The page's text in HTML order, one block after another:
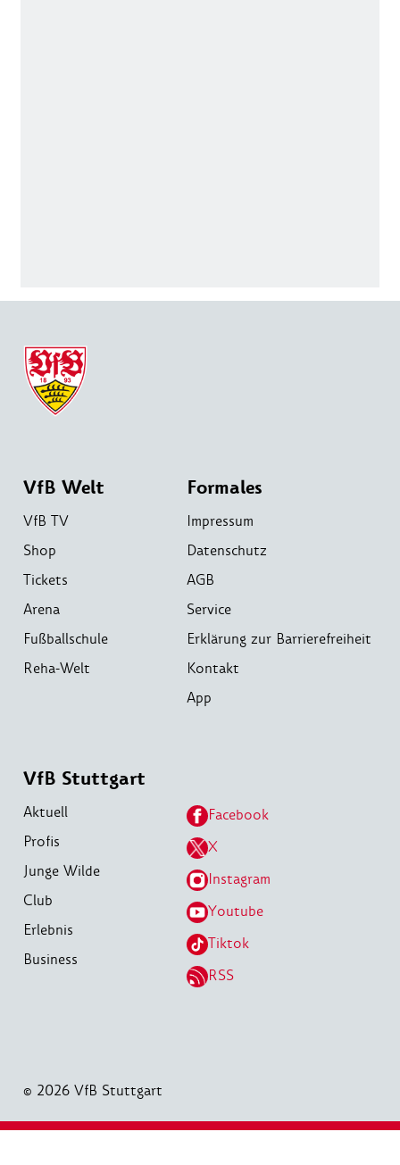
VfB Welt
VfB TV
Shop
Tickets
Arena
Fußballschule
Reha-Welt
Formales
Impressum
Datenschutz
AGB
Service
Erklärung zur Barrierefreiheit
Kontakt
App
VfB Stuttgart
Aktuell
Profis
Junge Wilde
Club
Erlebnis
Business
Facebook
X
Instagram
Youtube
Tiktok
RSS
© 2026 VfB Stuttgart